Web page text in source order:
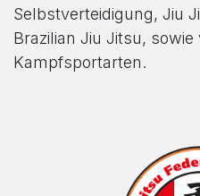
Selbstverteidigung, Jiu
Brazilian Jiu Jitsu,
Kampfsportarten.